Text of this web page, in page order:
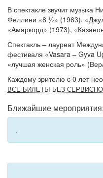
В спектакле звучит музыка
Феллини «8 ½» (1963),
«Амаркорд» (1973),
Спектакль – лауреат
фестиваля «Vasara – Gyva
«лучшая женская роль»
Каждому зрителю c 0 лет
ВСЕ БИЛЕТЫ БЕЗ
Ближайшие мероприятия:
.